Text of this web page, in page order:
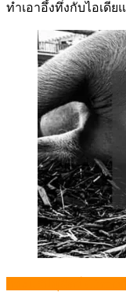
ทำเอาอึ้งทึ่งกับไอเดี